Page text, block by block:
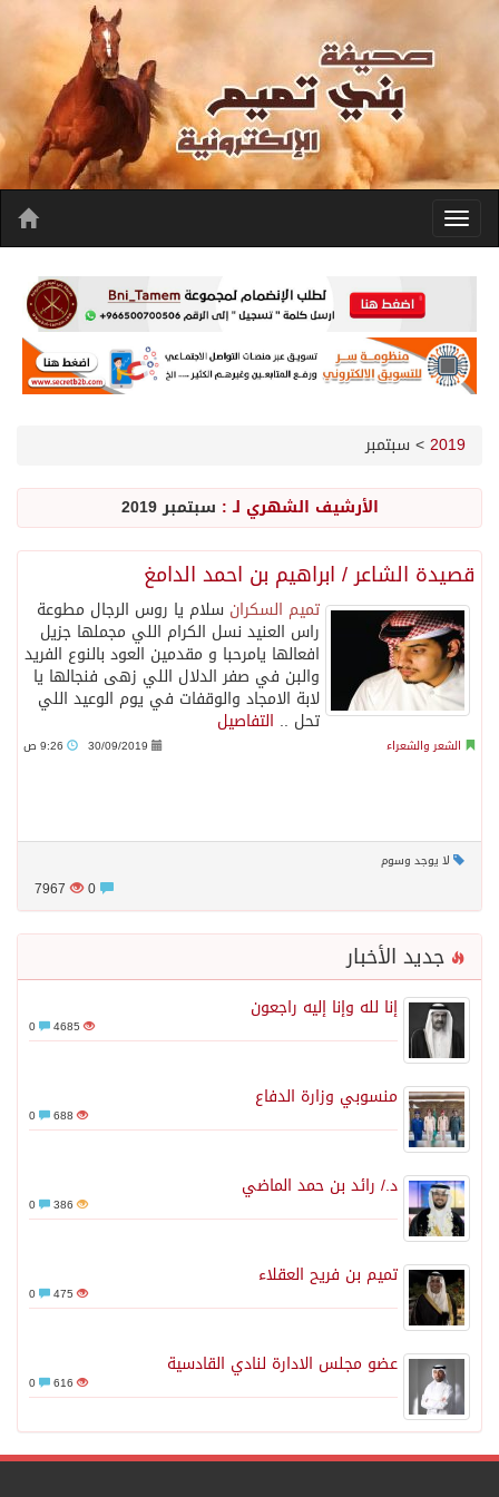
2019
> سبتمبر
الأرشيف الشهري لـ : سبتمبر 2019
قصيدة الشاعر / ابراهيم بن احمد الدامغ
تميم السكران سلام يا روس الرجال مطوعة
راس العنيد نسل الكرام اللي مجملها جزيل
افعالها يامرحبا و مقدمين العود بالنوع الفريد
والبن في صفر الدلال اللي زهى فنجالها يا
لابة الامجاد والوقفات في يوم الوعيد اللي
تحل .. التفاصيل
الشعر والشعراء 30/09/2019
لا يوجد وسوم
7967
جديد الأخبار
إنا لله وإنا إليه راجعون
4685
منسوبي وزارة الدفاع
688
د./ رائد بن حمد الماضي
386
تميم بن فريح العقلاء
475
عضو مجلس الادارة لنادي القادسية
616